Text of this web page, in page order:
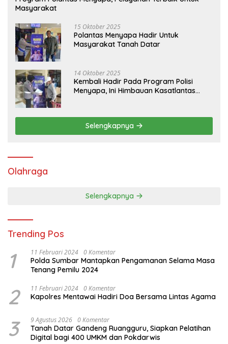
Masyarakat
15 Oktober 2025
Polantas Menyapa Hadir Untuk
Masyarakat Tanah Datar
14 Oktober 2025
Kembali Hadir Pada Program Polisi
Menyapa, Ini Himbauan Kasatlantas
Selengkapnya
Olahraga
Selengkapnya
Trending Pos
1 11 Februari 2024 0 Komentar
Polda Sumbar Mantapkan Pengamanan Selama Masa
Tenang Pemilu 2024
2 11 Februari 2024 0 Komentar
Kapolres Mentawai Hadiri Doa Bersama Lintas Agama
3 9 Agustus 2026 0 Komentar
Tanah Datar Gandeng Ruangguru, Siapkan Pelatihan
Digital bagi 400 UMKM dan Pokdarwis